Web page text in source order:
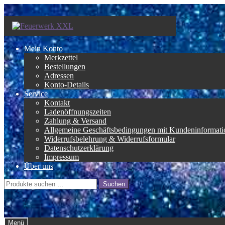
Zur
Navigation
springen
Zum
Inhalt
springen
Mein Konto
Merkzettel
Bestellungen
Adressen
Konto-Details
Service
Kontakt
Ladenöffnungszeiten
Zahlung & Versand
Allgemeine Geschäftsbedingungen mit
Widerrufsbelehrung & Widerrufsformular
Datenschutzerklärung
Impressum
Über uns
Suche
nach:
Suchen
Menü